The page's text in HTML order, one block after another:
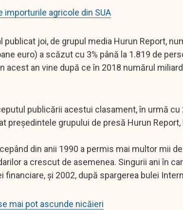
importurile agricole din SUA
joi, de grupul media Hurun Report,
euro) a scăzut cu 3% până la 1.819 de
acest an vine după ce în 2018 numărul
publicării acestui clasament, în urmă cu
preşedintele grupului de presă Hurun
din anii 1990 a permis mai multor mii
a crescut de asemenea. Singurii ani în
financiare, şi 2002, după spargerea bulei
mai pot ascunde nicăieri